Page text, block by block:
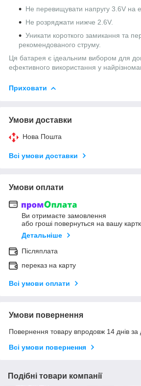
Не перевищувати напругу 3.6V на
Не розряджати нижче 2.6V.
Уникати короткого замикання та
рекомендованого струму.
Ця батарея є ідеальним вибором для
ефективного використання у
Приховати
Умови доставки
Нова Пошта
Всі умови доставки
Умови оплати
Ви отримаєте замовлення
або гроші повернуться на вашу
Детальніше
Післяплата
переказ на карту
Всі умови оплати
Умови повернення
Повернення товару впродовж 14 днів за
Всі умови повернення
Подібні товари компанії